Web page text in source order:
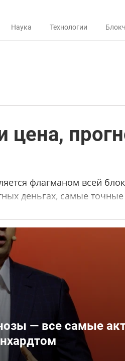
Наука Технологии
цена,
флагманом всей
деньгах, самые
— все самые